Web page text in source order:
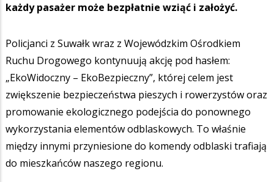
każdy pasażer może bezpłatnie wziąć i założyć.
Policjanci z Suwałk wraz z Wojewódzkim Ośrodkiem
Ruchu Drogowego kontynuują akcję pod hasłem:
„EkoWidoczny – EkoBezpieczny”, której celem jest
zwiększenie bezpieczeństwa pieszych i rowerzystów oraz
promowanie ekologicznego podejścia do ponownego
wykorzystania elementów odblaskowych. To właśnie
między innymi przyniesione do komendy odblaski trafiają
do mieszkańców naszego regionu.